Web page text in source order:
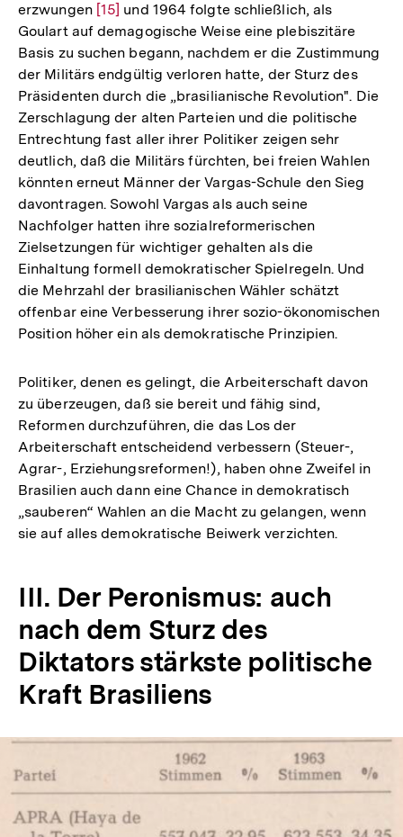
erzwungen Zur
Auflösung
der
Fußnote
[15] und 1964 folgte schließlich, als
Goulart auf demagogische Weise eine plebiszitäre
Basis zu suchen begann, nachdem er die Zustimmung
der Militärs endgültig verloren hatte, der Sturz des
Präsidenten durch die „brasilianische Revolution". Die
Zerschlagung der alten Parteien und die politische
Entrechtung fast aller ihrer Politiker zeigen sehr
deutlich, daß die Militärs fürchten, bei freien Wahlen
könnten erneut Männer der Vargas-Schule den Sieg
davontragen. Sowohl Vargas als auch seine
Nachfolger hatten ihre sozialreformerischen
Zielsetzungen für wichtiger gehalten als die
Einhaltung formell demokratischer Spielregeln. Und
die Mehrzahl der brasilianischen Wähler schätzt
offenbar eine Verbesserung ihrer sozio-ökonomischen
Position höher ein als demokratische Prinzipien.
Politiker, denen es gelingt, die Arbeiterschaft davon
zu überzeugen, daß sie bereit und fähig sind,
Reformen durchzuführen, die das Los der
Arbeiterschaft entscheidend verbessern (Steuer-,
Agrar-, Erziehungsreformen!), haben ohne Zweifel in
Brasilien auch dann eine Chance in demokratisch
„sauberen“ Wahlen an die Macht zu gelangen, wenn
sie auf alles demokratische Beiwerk verzichten.
III. Der Peronismus: auch
nach dem Sturz des
Diktators stärkste politische
Kraft Brasiliens